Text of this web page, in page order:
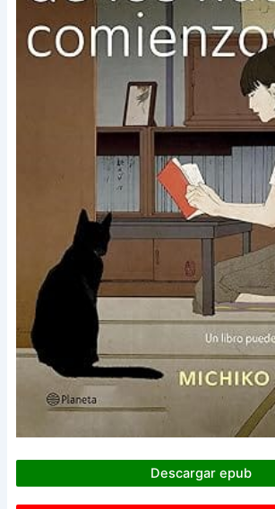
Descargar epub